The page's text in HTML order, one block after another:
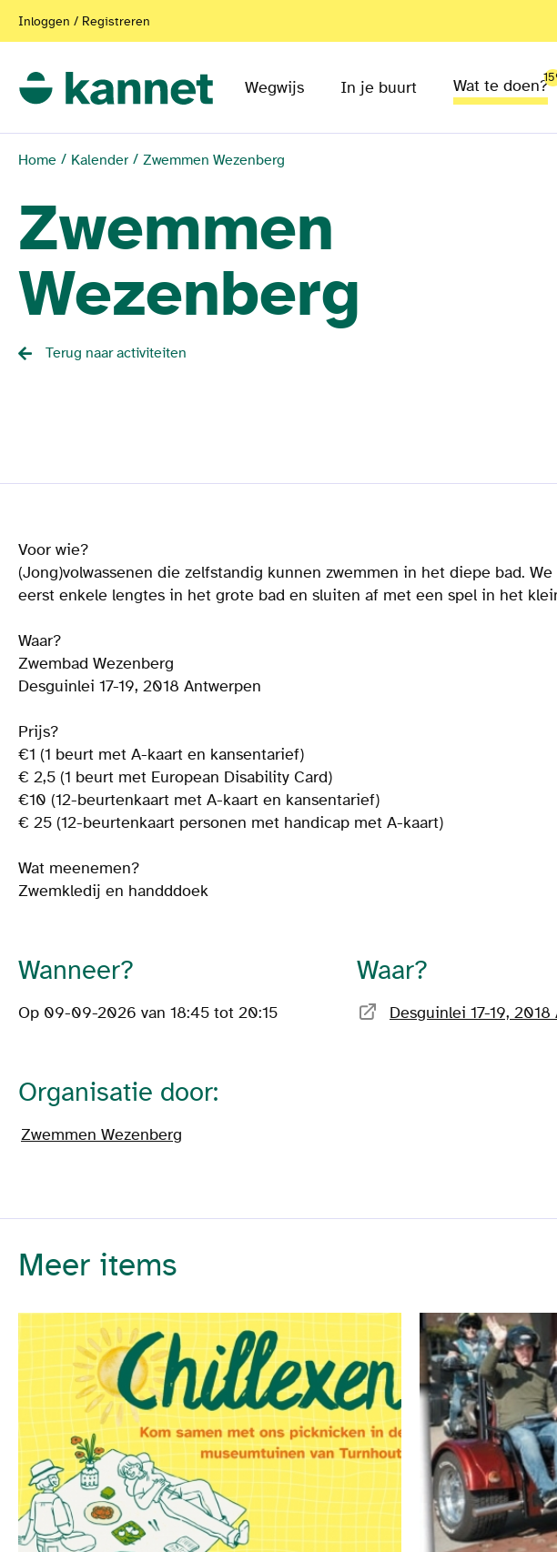
Inloggen / Registreren
Wegwijs In je buurt Wat te doen?
Home Kalender Zwemmen Wezenberg
Zwemmen
Wezenberg
Terug naar activiteiten
Voor wie?
(Jong)volwassenen die zelfstandig kunnen zwemmen in het diepe bad. We
eerst enkele lengtes in het grote bad en sluiten af met een spel in het
Waar?
Zwembad Wezenberg
Desguinlei 17-19, 2018 Antwerpen
Prijs?
€1 (1 beurt met A-kaart en kansentarief)
€ 2,5 (1 beurt met European Disability Card)
€10 (12-beurtenkaart met A-kaart en kansentarief)
€ 25 (12-beurtenkaart personen met handicap met A-kaart)
Wat meenemen?
Zwemkledij en handddoek
Wanneer?
Op 09-09-2026 van 18:45 tot 20:15
Waar?
Desguinlei 17-19,
Organisatie door:
Zwemmen Wezenberg
Meer items